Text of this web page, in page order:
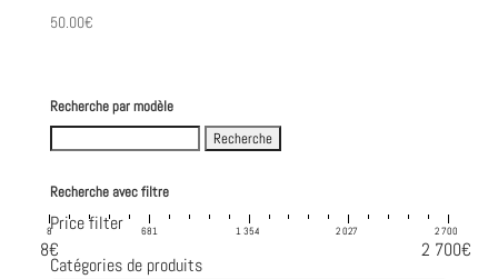
50.00€
Recherche par modèle
Recherche avec filtre
Price filter
8€
2 700€
8 681 1 354 2 027 2 700
Catégories de produits